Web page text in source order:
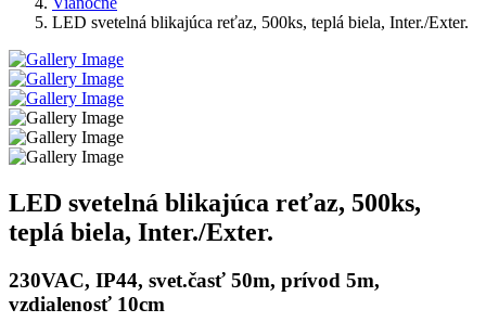
LED svetelná blikajúca reťaz, 500ks, teplá biela, Inter./Exter.
LED svetelná blikajúca reťaz, 500ks,
teplá biela, Inter./Exter.
230VAC, IP44, svet.časť 50m, prívod 5m,
vzdialenosť 10cm